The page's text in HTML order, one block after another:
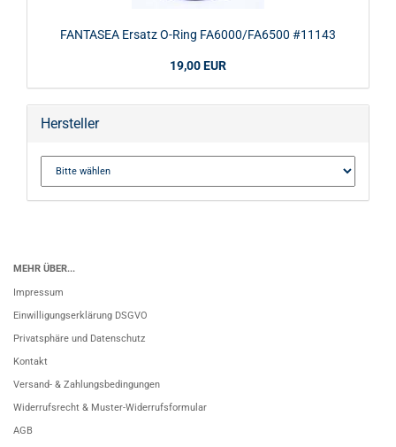
FANTASEA Ersatz O-Ring FA6000/FA6500 #11143
19,00 EUR
Hersteller
MEHR ÜBER...
Impressum
Einwilligungserklärung DSGVO
Privatsphäre und Datenschutz
Kontakt
Versand- & Zahlungsbedingungen
Widerrufsrecht & Muster-Widerrufsformular
AGB